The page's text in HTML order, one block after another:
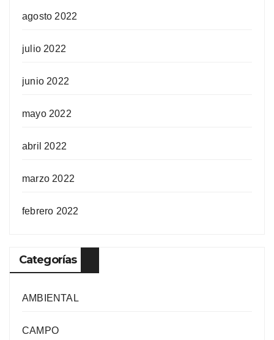
agosto 2022
julio 2022
junio 2022
mayo 2022
abril 2022
marzo 2022
febrero 2022
Categorías
AMBIENTAL
CAMPO